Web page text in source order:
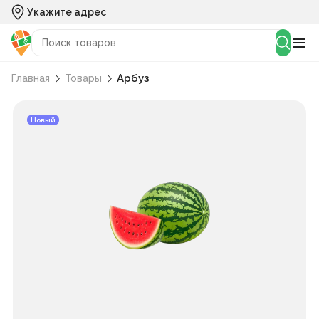
Укажите адрес
Главная Товары Арбуз
Новый